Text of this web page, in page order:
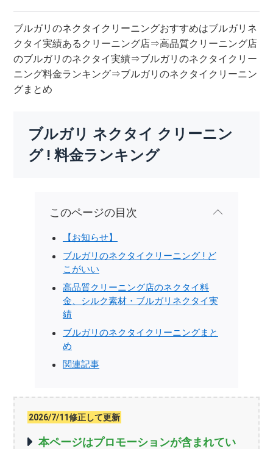
ブルガリのネクタイクリーニングおすすめはブルガリネ
クタイ実績あるクリーニング店⇒高品質クリーニング店
のブルガリのネクタイ実績⇒ブルガリのネクタイクリー
ニング料金ランキング⇒ブルガリのネクタイクリーニン
グまとめ
ブルガリ ネクタイ クリーニン
グ ! 料金ランキング
このページの目次
【お知らせ】
ブルガリのネクタイクリーニング ! ど
こがいい
高品質クリーニング店のネクタイ料
金、シルク素材・ブルガリネクタイ実
績
ブルガリのネクタイクリーニングまと
め
関連記事
2026/7/11修正して更新
本ページはプロモーションが含まれてい